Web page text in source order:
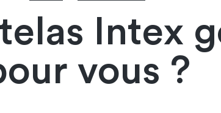
Intex
vous ?